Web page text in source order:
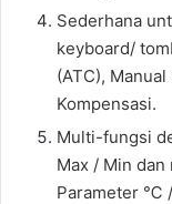
Sederhana
keyboard/
(ATC),
Kompensasi.
Multi-fungsi
Max / Min
Parameter ℃